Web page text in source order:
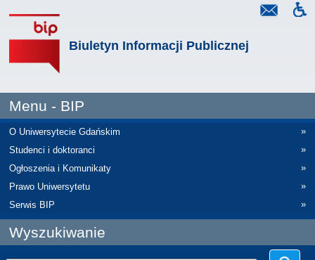
Biuletyn Informacji Publicznej
Menu - BIP
O Uniwersytecie Gdańskim
»
Studenci i doktoranci
»
Ogłoszenia i Komunikaty
»
Prawo Uniwersytetu
»
Serwis BIP
»
Wyszukiwanie